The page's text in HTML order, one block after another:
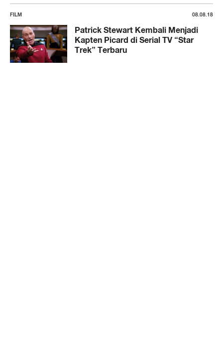
FILM 08.08.18
Patrick Stewart Kembali Menjadi
Kapten Picard di Serial TV “Star
Trek” Terbaru